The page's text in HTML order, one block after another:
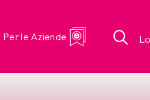
Per le Aziende